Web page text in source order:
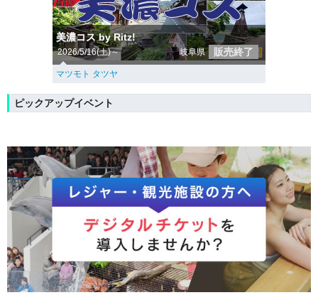
美濃コス by Ritz!
2026/5/16(土)～ 岐阜県 販売終了
マツモト タツヤ
ピックアップイベント